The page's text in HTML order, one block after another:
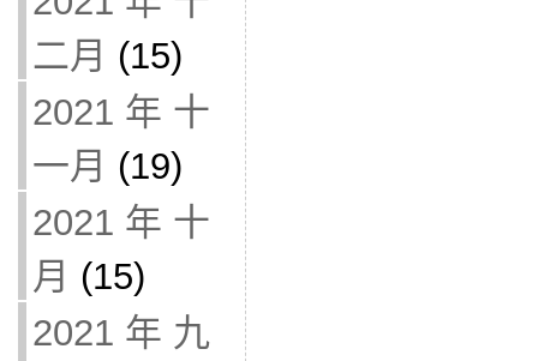
二月 (15)
2021 年 十
一月 (19)
2021 年 十
月 (15)
2021 年 九